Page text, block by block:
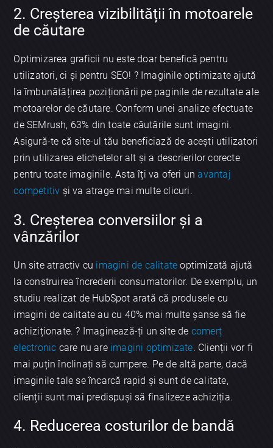
2. Creșterea vizibilității în motoarele
de căutare
Optimizarea graficii nu este doar benefică pentru
utilizatori, ci și pentru SEO! ? Imaginile optimizate ajută
la îmbunătățirea poziționării pe paginile de rezultate ale
motoarelor de căutare. Conform unei analize efectuate
de SEMrush, 63% din toate căutările sunt imagini.
Asigură-te că site-ul tău beneficiază de acești utilizatori
prin utilizarea etichetelor alt şi a descrierilor corecte
pentru toate imaginile. Asta îți va oferi unavantaj
competitiv și va atrage mai multe clicuri.
3. Creșterea conversiilor și a
vânzărilor
Un site atractiv cu imagini de calitate optimizată ajută
la construirea încrederii consumatorilor. De exemplu, un
studiu realizat de HubSpot arată că produsele cu
imagini de calitate au cu 40% mai multe șanse să fie
achiziționate. ? Imaginează-ți un site de comerț
electronic care nu are imagini optimizate. Clienții vor fi
mai puțin înclinați să cumpere. Pe de altă parte, dacă
imaginile tale se încarcă rapid și sunt de calitate,
clienții sunt mai predispuși să finalizeze achiziția.
4. Reducerea costurilor de bandă